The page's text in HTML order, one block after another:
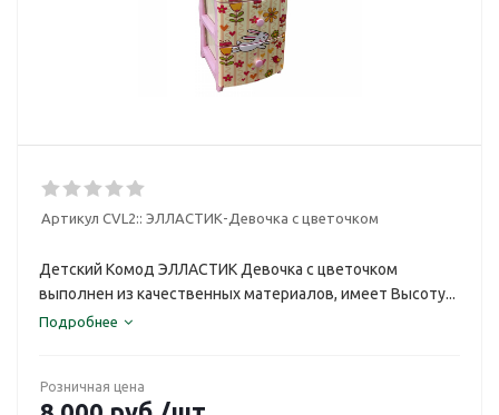
Артикул CVL2:: ЭЛЛАСТИК-Девочка с цветочком
Детский Комод ЭЛЛАСТИК Девочка с цветочком
выполнен из качественных материалов, имеет Высоту...
Подробнее
Розничная цена